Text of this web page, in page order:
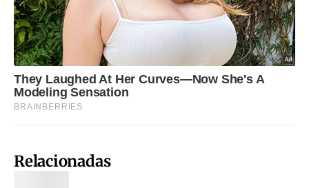
Relacionadas